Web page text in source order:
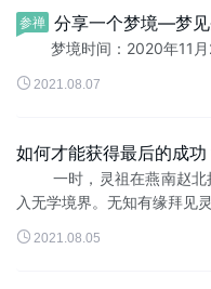
参禅 分享一个梦境—梦
梦境时间：2020年11
 2021.08.07
如何才能获得最后的成功
一时，灵祖在燕南赵北
入无学境界。无知有缘拜见
 2021.08.05